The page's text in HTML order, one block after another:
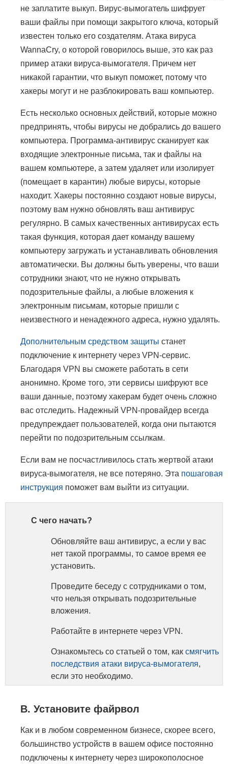
не заплатите выкуп. Вирус-вымогатель шифрует
ваши файлы при помощи закрытого ключа, который
известен только его создателям. Атака вируса
WannaCry, о которой говорилось выше, это как раз
пример атаки вируса-вымогателя. Причем нет
никакой гарантии, что выкуп поможет, потому что
хакеры могут и не разблокировать ваш компьютер.
Есть несколько основных действий, которые можно
предпринять, чтобы вирусы не добрались до вашего
компьютера. Программа-антивирус сканирует как
входящие электронные письма, так и файлы на
вашем компьютере, а затем удаляет или изолирует
(помещает в карантин) любые вирусы, которые
находит. Хакеры постоянно создают новые вирусы,
поэтому вам нужно обновлять ваш антивирус
регулярно. В самых качественных антивирусах есть
такая функция, которая дает команду вашему
компьютеру загружать и устанавливать обновления
автоматически. Вы должны быть уверены, что ваши
сотрудники знают, что не нужно открывать
подозрительные файлы, а любые вложения к
электронным письмам, которые пришли с
неизвестного и ненадежного адреса, нужно удалять.
Дополнительным средством защиты станет
подключение к интернету через VPN-сервис.
Благодаря VPN вы сможете работать в сети
анонимно. Кроме того, эти сервисы шифруют все
ваши данные, поэтому хакерам будет очень сложно
вас отследить. Надежный VPN-провайдер всегда
предупреждает пользователей, когда они пытаются
перейти по подозрительным ссылкам.
Если вам не посчастливилось стать жертвой атаки
вируса-вымогателя, не все потеряно. Эта пошаговая
инструкция поможет вам выйти из ситуации.
С чего начать?
Обновляйте ваш антивирус, а если у вас
нет такой программы, то самое время ее
установить.
Проведите беседу с сотрудниками о том,
что нельзя открывать подозрительные
вложения.
Работайте в интернете через VPN.
Ознакомьтесь со статьей о том, как смягчить
последствия атаки вируса-вымогателя,
если это необходимо.
В. Установите файрвол
Как и в любом современном бизнесе, скорее всего,
большинство устройств в вашем офисе постоянно
подключены к интернету через широкополосное